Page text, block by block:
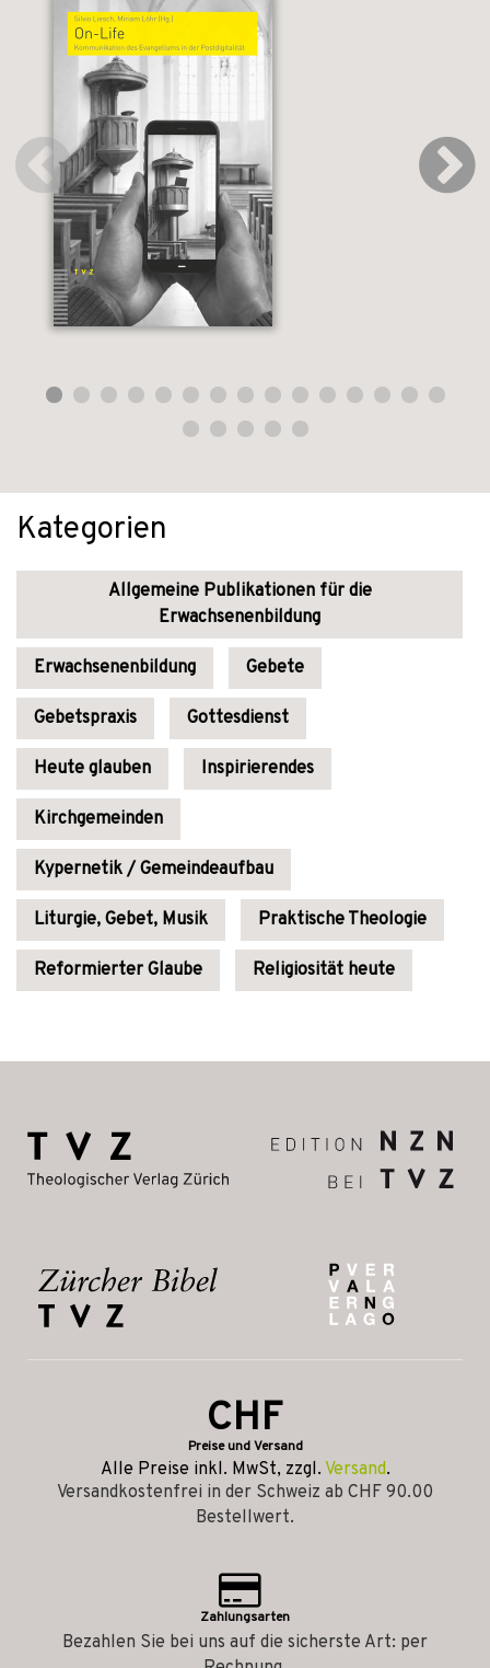
Kategorien
Allgemeine Publikationen für die
Erwachsenenbildung
Erwachsenenbildung Gebete
Gebetspraxis Gottesdienst
Heute glauben Inspirierendes
Kirchgemeinden
Kypernetik / Gemeindeaufbau
Liturgie, Gebet, Musik Praktische Theologie
Reformierter Glaube Religiosität heute
CHF
Preise und Versand
Alle Preise inkl. MwSt, zzgl. Versand.
Versandkostenfrei in der Schweiz ab CHF 90.00
Bestellwert.
Zahlungsarten
Bezahlen Sie bei uns auf die sicherste Art: per